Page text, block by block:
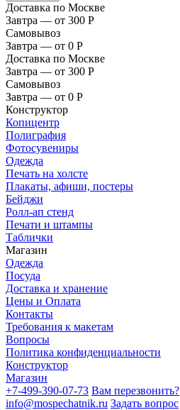
Доставка по Москве
Завтра — от 300 Р
Самовывоз
Завтра — от 0 Р
Доставка по Москве
Завтра — от 300 Р
Самовывоз
Завтра — от 0 Р
Конструктор
Копицентр
Полиграфия
Фотосувениры
Одежда
Печать на холсте
Плакаты, афиши, постеры
Бейджи
Ролл-ап стенд
Печати и штампы
Таблички
Магазин
Одежда
Посуда
Доставка и хранение
Цены и Оплата
Контакты
Требования к макетам
Вопросы
Политика конфиденциальности
Конструктор
Магазин
+7-499-390-07-73 Вам перезвонить?
info@mospechatnik.ru Задать вопрос